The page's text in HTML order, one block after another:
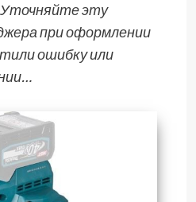
Уточняйте эту
при оформлении
ошибку или